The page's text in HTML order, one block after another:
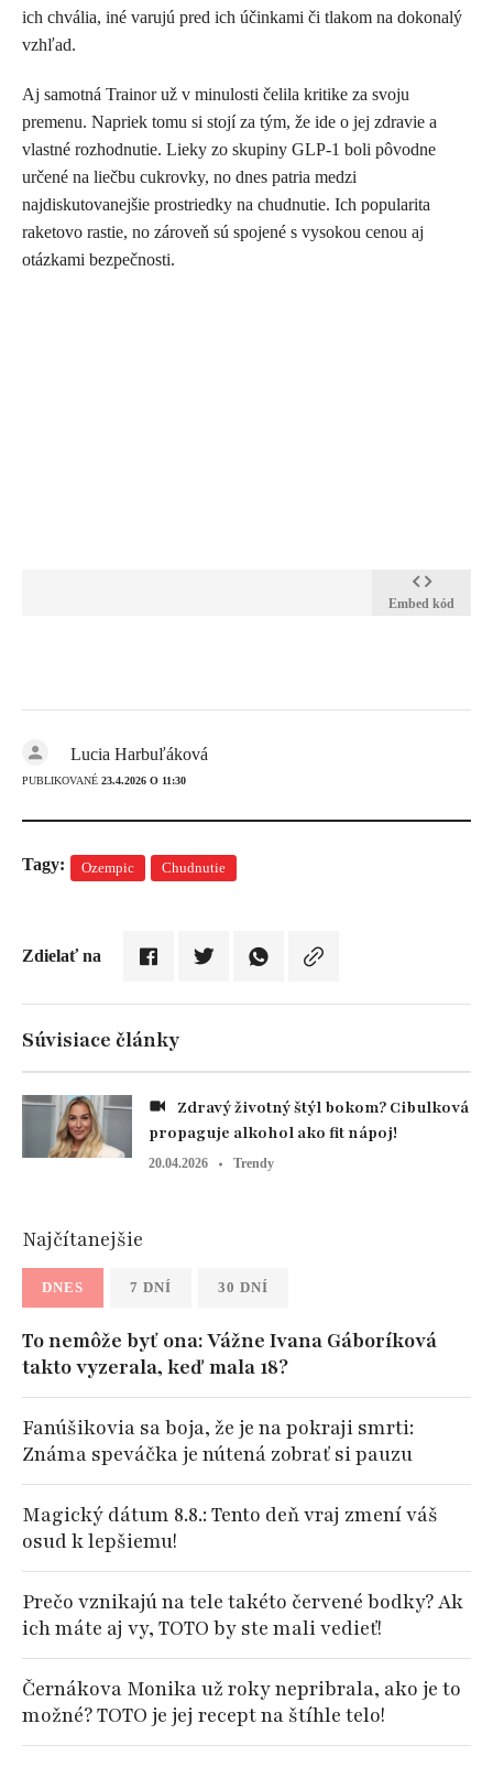
ich chvália, iné varujú pred ich účinkami či tlakom na dokonalý
vzhľad.
Aj samotná Trainor už v minulosti čelila kritike za svoju
premenu. Napriek tomu si stojí za tým, že ide o jej zdravie a
vlastné rozhodnutie. Lieky zo skupiny GLP-1 boli pôvodne
určené na liečbu cukrovky, no dnes patria medzi
najdiskutovanejšie prostriedky na chudnutie. Ich popularita
raketovo rastie, no zároveň sú spojené s vysokou cenou aj
otázkami bezpečnosti.
Embed kód
Lucia Harbuľáková
PUBLIKOVANÉ 23.4.2026 O 11:30
Tagy: Ozempic Chudnutie
Zdielať na
Súvisiace články
propaguje alkohol ako fit nápoj!
20.04.2026 Trendy
Najčítanejšie
DNES 7 DNÍ 30 DNÍ
To nemôže byť ona: Vážne Ivana Gáboríková
takto vyzerala, keď mala 18?
Fanúšikovia sa boja, že je na pokraji smrti:
Známa speváčka je nútená zobrať si pauzu
Magický dátum 8.8.: Tento deň vraj zmení váš
osud k lepšiemu!
Prečo vznikajú na tele takéto červené bodky? Ak
ich máte aj vy, TOTO by ste mali vedieť!
Černákova Monika už roky nepribrala, ako je to
možné? TOTO je jej recept na štíhle telo!